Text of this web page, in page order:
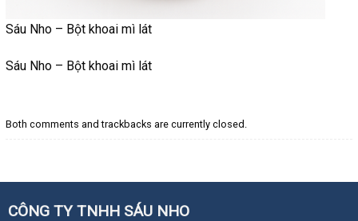
Sáu Nho – Bột khoai mì lát
Sáu Nho – Bột khoai mì lát
Both comments and trackbacks are currently closed.
CÔNG TY TNHH SÁU NHO